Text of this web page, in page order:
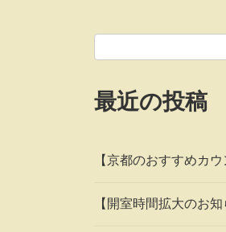
最近の投稿
【京都のおすすめカ
【開室時間拡大のお